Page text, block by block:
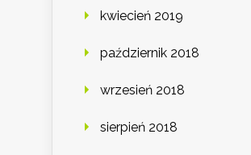
kwiecień 2019
październik 2018
wrzesień 2018
sierpień 2018